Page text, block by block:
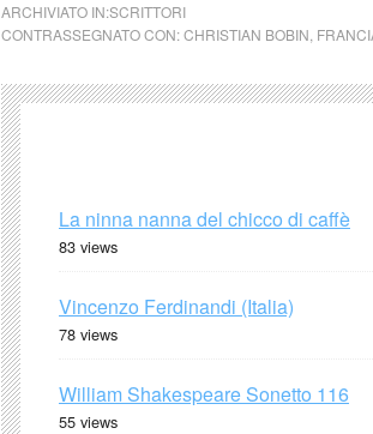
ARCHIVIATO IN:SCRITTORI
CONTRASSEGNATO CON:CHRISTIAN BOBIN
La ninna nanna del chicco di caffè
83 views
Vincenzo Ferdinandi (Italia)
78 views
William Shakespeare Sonetto 116
55 views